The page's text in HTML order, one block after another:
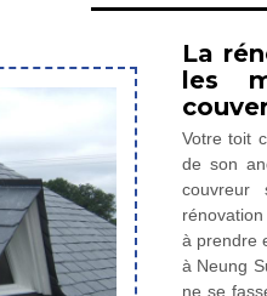
La
les
Votre toit
de son
couvreur
à prendre
à Neung
ne se